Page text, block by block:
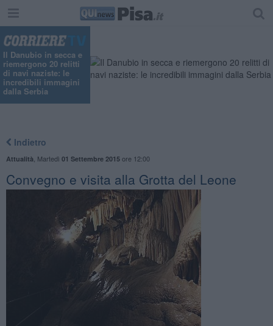
Il Danubio in secca e
riemergono 20 relitti
di navi naziste: le
incredibili immagini
dalla Serbia
Indietro
Attualità Martedì 01 Settembre 2015ore 12:00
Convegno e visita alla Grotta del Leone